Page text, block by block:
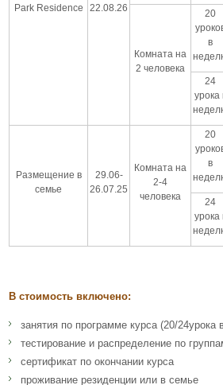
Park Residence
22.08.26
Комната на
2 человека
20
в
24
урока
Размещение в
семье
29.06-
26.07.25
Комната на
2-4
человека
20
в
24
урока
В стоимость включено:
занятия по программе курса (20/24урока
тестирование и распределение по
сертификат по окончании курса
проживание резиденции или в семье